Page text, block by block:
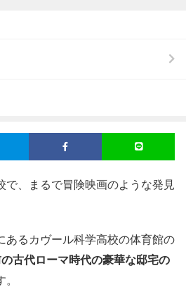
で、まるで冒険映画のような発見
あるカヴール科学高校の体育館の
古代ローマ時代の豪華な邸宅の